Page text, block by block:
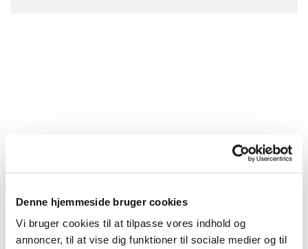
Denne hjemmeside bruger cookies
Vi bruger cookies til at tilpasse vores indhold og
annoncer, til at vise dig funktioner til sociale medier og til